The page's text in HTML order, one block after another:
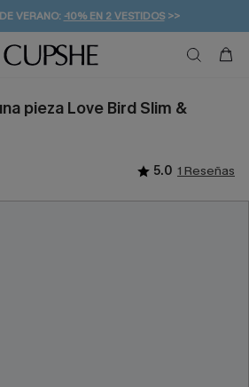
VERANO:-10% EN 2 VESTIDOS>>
& GANAR -10% EXTRA!
A PARTIR DE 49 € >>
pieza Love Bird Slim &
5.0 1 Reseñas